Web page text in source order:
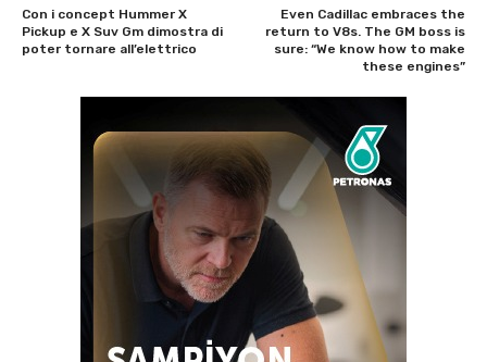
Con i concept Hummer X
Pickup e X Suv Gm dimostra di
poter tornare all’elettrico
Even Cadillac embraces the
return to V8s. The GM boss is
sure: “We know how to make
these engines”